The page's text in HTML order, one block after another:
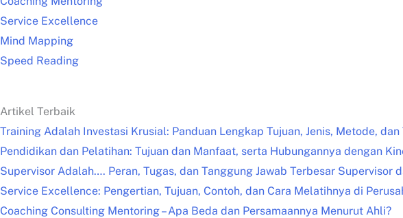
Service Excellence
Mind Mapping
Speed Reading
Artikel Terbaik
Training Adalah Investasi Krusial: Panduan Lengkap Tujuan, Jenis, Metode, dan
Pendidikan dan Pelatihan: Tujuan dan Manfaat, serta Hubungannya dengan
Supervisor Adalah…. Peran, Tugas, dan Tanggung Jawab Terbesar Supervisor
Service Excellence: Pengertian, Tujuan, Contoh, dan Cara Melatihnya di
Coaching Consulting Mentoring – Apa Beda dan Persamaannya Menurut Ahli?